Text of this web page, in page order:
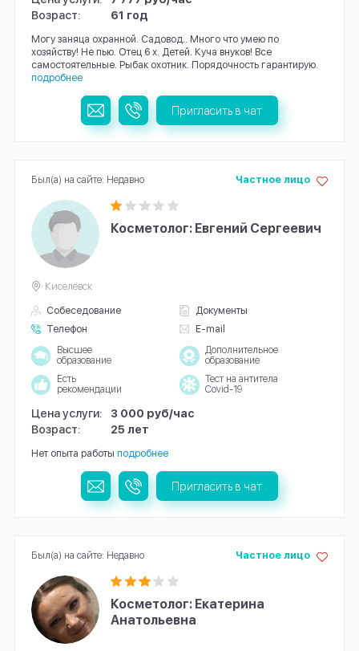
Возраст:
61 год
Могу заняца охранной. Садовод.. Много что умею по
хозяйству! Не пью. Отец 6 х. Детей. Куча внуков! Все
самостоятельные. Рыбак охотник. Порядочность гарантирую.
подробнее
Пригласить в чат
Косметолог: Евгений Сергеевич
Собеседование
Документы
Телефон
E-mail
Частное лицо
Киселёвск
Высшее
образование
Дополнительное
образование
Есть
рекомендации
Тест на антитела
Covid-19
Цена услуги:
3 000 руб/час
Возраст:
25 лет
Нет опыта работы подробнее
Был(а) на сайте: Недавно
Пригласить в чат
Косметолог: Екатерина
Анатольевна
Частное лицо
Был(а) на сайте: Недавно